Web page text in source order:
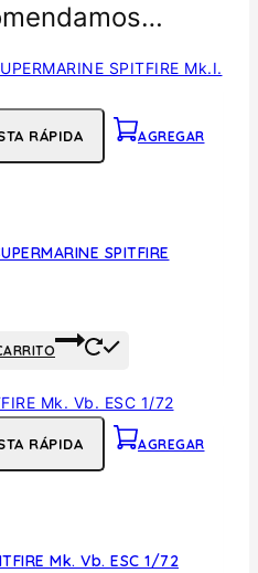
RÁPIDA AGREGAR
SPITFIRE
RÁPIDA AGREGAR
Mk. Vb. ESC 1/72